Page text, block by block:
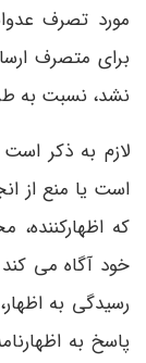
مورد تصرف
نشد، نسبت به
لازم به ذکر
است یا منع از
که
خود آگاه می
رسیدگی به
پاسخ به